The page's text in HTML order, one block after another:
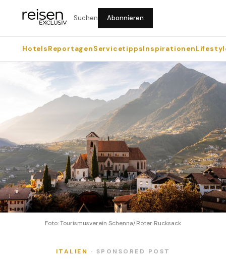
Suchen Abonnieren
HotelsReportagenServicetippsInspirationen
Foto: Tourismusverein Schenna/Roter Rucksack
ITALIEN · SPONSORED POST